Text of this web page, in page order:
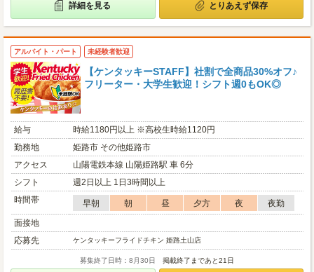
詳細を見る とりあえず保存
アルバイト・パート 未経験者歓迎
【ケンタッキーSTAFF】社割で全商品30%オフ♪
フリーター・大学生歓迎！シフト週0もOK◎
給与
時給1180円以上 ※高校生時給1120円
勤務地
姫路市 その他姫路市
アクセス
山陽電鉄本線 山陽姫路駅 車 6分
シフト
週2日以上 1日3時間以上
時間帯
早朝 朝 昼 夕方 夜
夜勤
面接地
応募先
ケンタッキーフライドチキン 姫路土山店
募集終了日時：8月30日 掲載終了まであと21日